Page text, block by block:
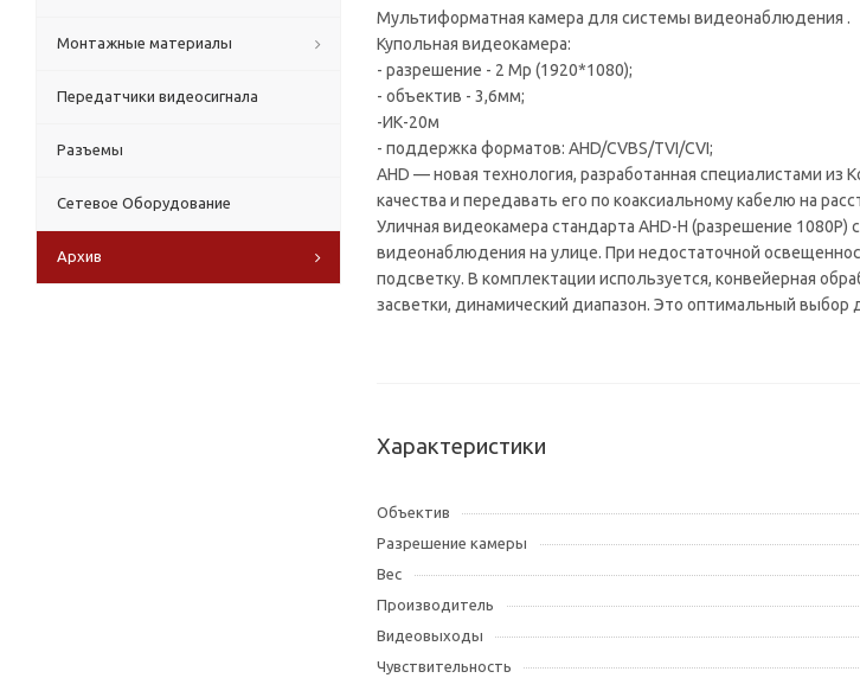
Мультиформатная камера для системы видеонаблюдения .
Купольная видеокамера:
- разрешение - 2 Mp (1920*1080);
- объектив - 3,6мм;
-ИК-20м
- поддержка форматов: AHD/CVBS/TVI/CVI;
AHD — новая технология, разработанная специалистами
качества и передавать его по коаксиальному кабелю на
Уличная видеокамера стандарта AHD-H (разрешение
видеонаблюдения на улице. При недостаточной
подсветку. В комплектации используется, конвейерная
засветки, динамический диапазон. Это оптимальный выбор
Характеристики
Объектив
Разрешение камеры
Вес
Производитель
Видеовыходы
Чувствительность
Монтажные материалы
Передатчики видеосигнала
Разъемы
Сетевое Оборудование
Архив